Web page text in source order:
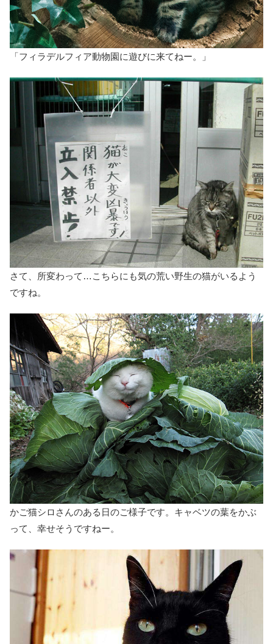
「フィラデルフィア動物園に遊びに来てねー。」
さて、所変わって…こちらにも気の荒い野生の猫がいるよう
ですね。
かご猫シロさんのある日のご様子です。キャベツの葉をかぶ
って、幸せそうですねー。